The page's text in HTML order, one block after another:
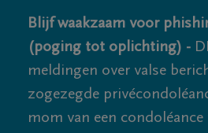
Blijf waakzaam voor
(poging tot oplichting) -
meldingen over valse
zogezegde
mom van een